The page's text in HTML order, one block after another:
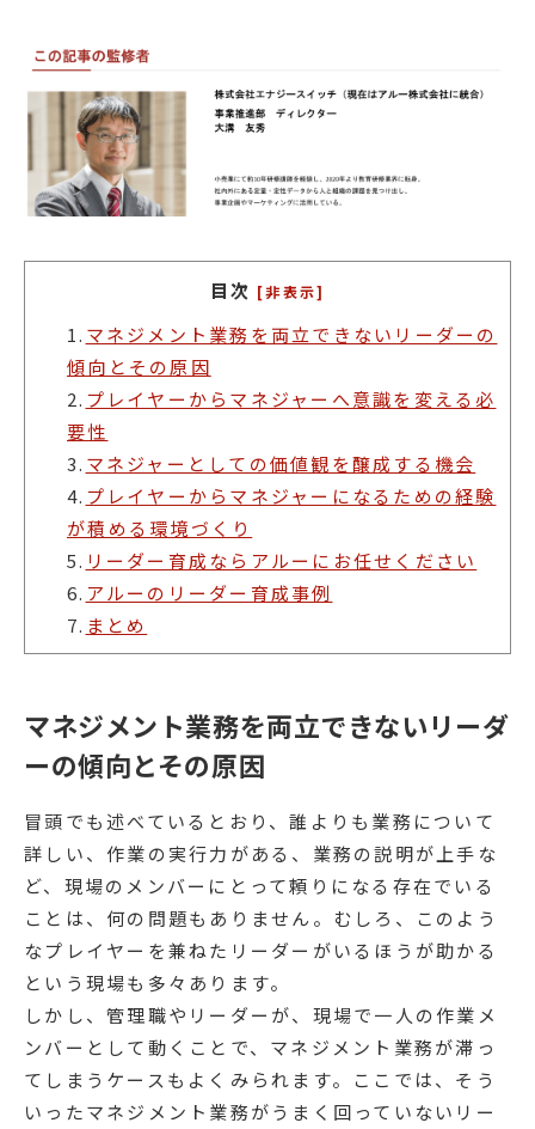
目次 [非表示]
1. マネジメント業務を両立できないリーダーの
傾向とその原因
2. プレイヤーからマネジャーへ意識を変える必
要性
3. マネジャーとしての価値観を醸成する機会
4. プレイヤーからマネジャーになるための経験
が積める環境づくり
5. リーダー育成ならアルーにお任せください
6. アルーのリーダー育成事例
7. まとめ
マネジメント業務を両立できないリーダ
ーの傾向とその原因
冒頭でも述べているとおり、誰よりも業務について
詳しい、作業の実行力がある、業務の説明が上手な
ど、現場のメンバーにとって頼りになる存在でいる
ことは、何の問題もありません。むしろ、このよう
なプレイヤーを兼ねたリーダーがいるほうが助かる
という現場も多々あります。
しかし、管理職やリーダーが、現場で一人の作業メ
ンバーとして動くことで、マネジメント業務が滞っ
てしまうケースもよくみられます。ここでは、そう
いったマネジメント業務がうまく回っていないリー